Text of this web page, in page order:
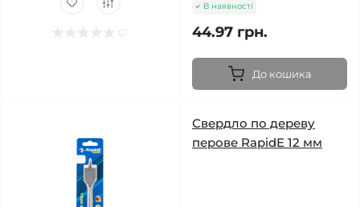
В наявності
44.97 грн.
До кошика
Свердло по дереву
перове RapidE 12 мм